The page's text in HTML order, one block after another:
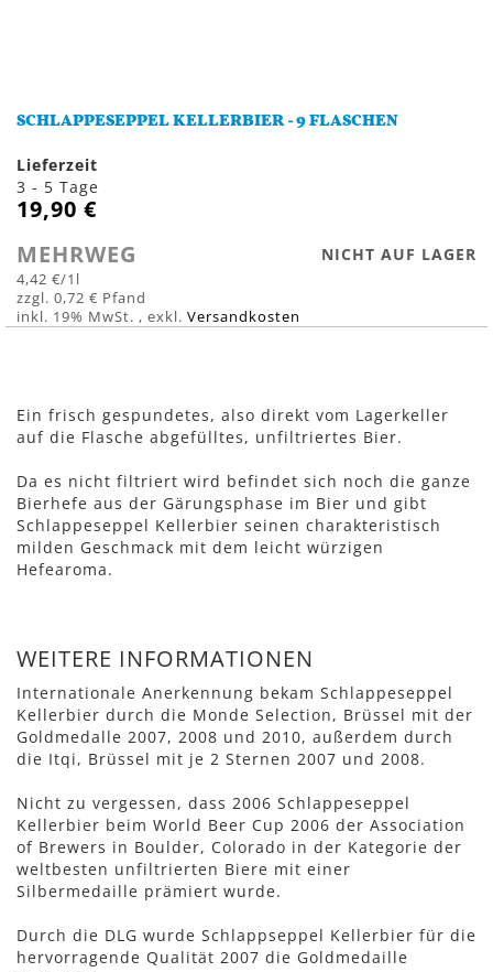
SCHLAPPESEPPEL KELLERBIER - 9 FLASCHEN
Lieferzeit
3 - 5 Tage
19,90 €
MEHRWEG
4,42 €/1l
0,72 €
inkl. 19% MwSt. , exkl. Versandkosten
NICHT AUF LAGER
Ein frisch gespundetes, also direkt vom Lagerkeller
auf die Flasche abgefülltes, unfiltriertes Bier.
Da es nicht filtriert wird befindet sich noch die ganze
Bierhefe aus der Gärungsphase im Bier und gibt
Schlappeseppel Kellerbier seinen charakteristisch
milden Geschmack mit dem leicht würzigen
Hefearoma.
der
springen
WEITERE INFORMATIONEN
Internationale Anerkennung bekam Schlappeseppel
Kellerbier durch die Monde Selection, Brüssel mit der
Goldmedalle 2007, 2008 und 2010, außerdem durch
die Itqi, Brüssel mit je 2 Sternen 2007 und 2008.
Nicht zu vergessen, dass 2006 Schlappeseppel
Kellerbier beim World Beer Cup 2006 der Association
of Brewers in Boulder, Colorado in der Kategorie der
weltbesten unfiltrierten Biere mit einer
Silbermedaille prämiert wurde.
Durch die DLG wurde Schlappseppel Kellerbier für die
hervorragende Qualität 2007 die Goldmedaille